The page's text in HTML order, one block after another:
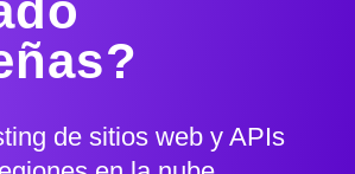
de sitios web y APIs